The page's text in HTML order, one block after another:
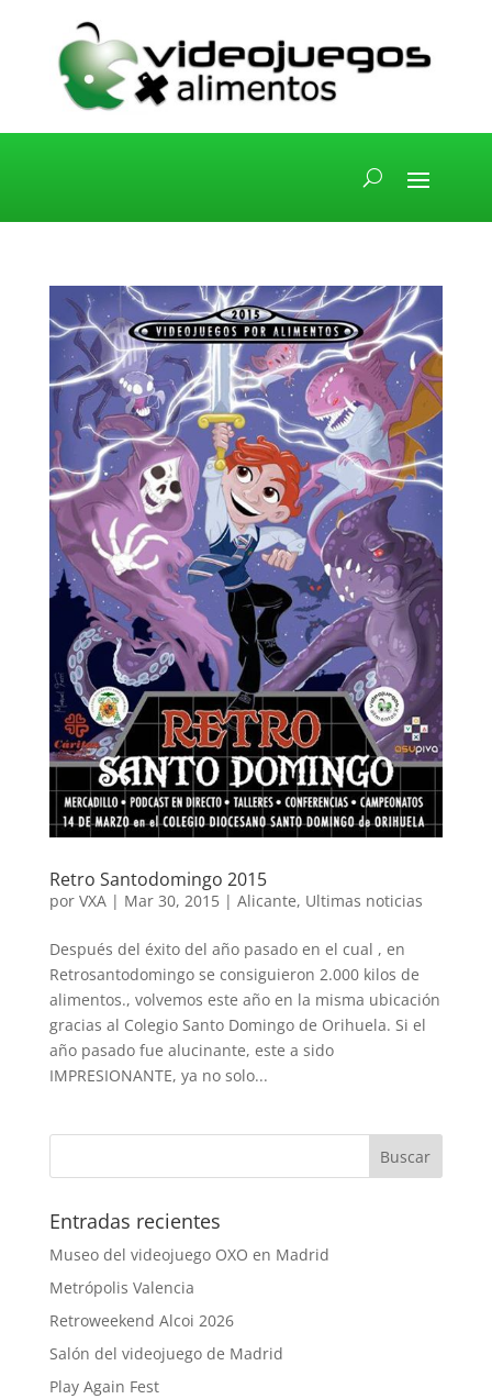
Retro Santodomingo 2015
por VXA| Mar 30, 2015| Alicante, Ultimas noticias
Después del éxito del año pasado en el cual , en
Retrosantodomingo se consiguieron 2.000 kilos de
alimentos., volvemos este año en la misma ubicación
gracias al Colegio Santo Domingo de Orihuela. Si el
año pasado fue alucinante, este a sido
IMPRESIONANTE, ya no solo...
Entradas recientes
Museo del videojuego OXO en Madrid
Metrópolis Valencia
Retroweekend Alcoi 2026
Salón del videojuego de Madrid
Play Again Fest